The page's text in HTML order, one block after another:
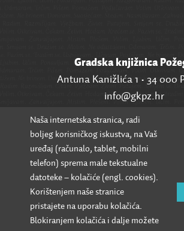
Gradska knjižnica
Antuna Kanižlića 1 • 34 000
info@gkpz.hr
SVI KONTAKTI
Naša internetska stranica, radi
boljeg korisničkog iskustva, na Vaš
uređaj (računalo, tablet, mobilni
telefon) sprema male tekstualne
datoteke – kolačiće (engl. cookies).
Korištenjem naše stranice
pristajete na uporabu kolačića.
Blokiranjem kolačića i dalje možete